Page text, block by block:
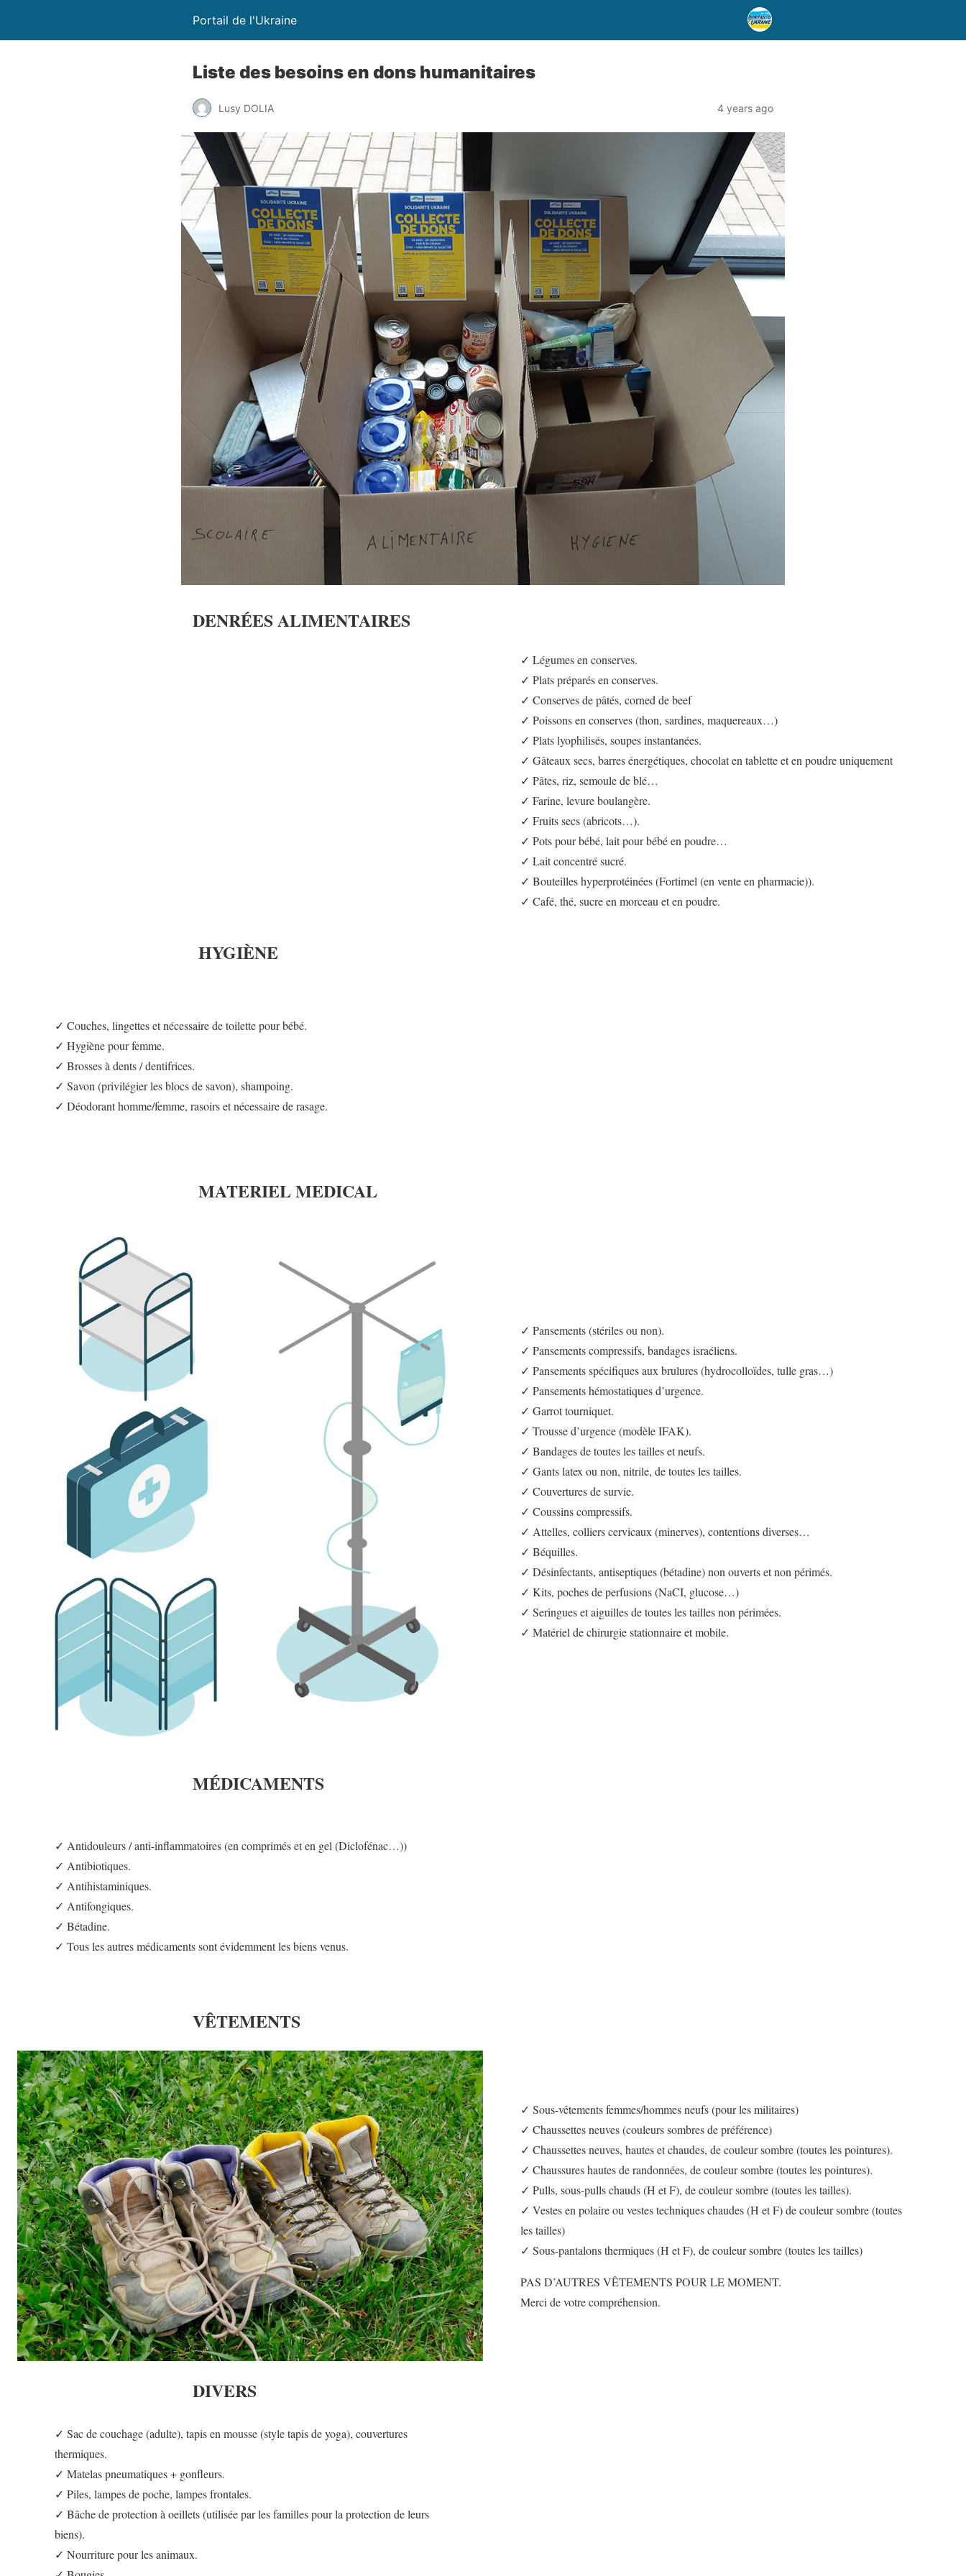
Portail de l'Ukraine
Liste des besoins en dons humanitaires
Lusy DOLIA 4 years ago
DENRÉES ALIMENTAIRES
✓ Légumes en conserves.
✓ Plats préparés en conserves.
✓ Conserves de pâtés, corned de beef
✓ Poissons en conserves (thon, sardines, maquereaux…)
✓ Plats lyophilisés, soupes instantanées.
✓ Gâteaux secs, barres énergétiques, chocolat en tablette et en poudre uniquement
✓ Pâtes, riz, semoule de blé…
✓ Farine, levure boulangère.
✓ Fruits secs (abricots…).
✓ Pots pour bébé, lait pour bébé en poudre…
✓ Lait concentré sucré.
✓ Bouteilles hyperprotéinées (Fortimel (en vente en pharmacie)).
✓ Café, thé, sucre en morceau et en poudre.
HYGIÈNE
✓ Couches, lingettes et nécessaire de toilette pour bébé.
✓ Hygiène pour femme.
✓ Brosses à dents / dentifrices.
✓ Savon (privilégier les blocs de savon), shampoing.
✓ Déodorant homme/femme, rasoirs et nécessaire de rasage.
MATERIEL MEDICAL
✓ Pansements (stériles ou non).
✓ Pansements compressifs, bandages israéliens.
✓ Pansements spécifiques aux brulures (hydrocolloïdes, tulle gras…)
✓ Pansements hémostatiques d’urgence.
✓ Garrot tourniquet.
✓ Trousse d’urgence (modèle IFAK).
✓ Bandages de toutes les tailles et neufs.
✓ Gants latex ou non, nitrile, de toutes les tailles.
✓ Couvertures de survie.
✓ Coussins compressifs.
✓ Attelles, colliers cervicaux (minerves), contentions diverses…
✓ Béquilles.
✓ Désinfectants, antiseptiques (bétadine) non ouverts et non périmés.
✓ Kits, poches de perfusions (NaCI, glucose…)
✓ Seringues et aiguilles de toutes les tailles non périmées.
✓ Matériel de chirurgie stationnaire et mobile.
MÉDICAMENTS
✓ Antidouleurs / anti-inflammatoires (en comprimés et en gel (Diclofénac…))
✓ Antibiotiques.
✓ Antihistaminiques.
✓ Antifongiques.
✓ Bétadine.
✓ Tous les autres médicaments sont évidemment les biens venus.
VÊTEMENTS
✓ Sous-vêtements femmes/hommes neufs (pour les militaires)
✓ Chaussettes neuves (couleurs sombres de préférence)
✓ Chaussettes neuves, hautes et chaudes, de couleur sombre (toutes les pointures).
✓ Chaussures hautes de randonnées, de couleur sombre (toutes les pointures).
✓ Pulls, sous-pulls chauds (H et F), de couleur sombre (toutes les tailles).
✓ Vestes en polaire ou vestes techniques chaudes (H et F) de couleur sombre (toutes
les tailles)
✓ Sous-pantalons thermiques (H et F), de couleur sombre (toutes les tailles)
PAS D’AUTRES VÊTEMENTS POUR LE MOMENT.
Merci de votre compréhension.
DIVERS
✓ Sac de couchage (adulte), tapis en mousse (style tapis de yoga), couvertures
thermiques.
✓ Matelas pneumatiques + gonfleurs.
✓ Piles, lampes de poche, lampes frontales.
✓ Bâche de protection à oeillets (utilisée par les familles pour la protection de leurs
biens).
✓ Nourriture pour les animaux.